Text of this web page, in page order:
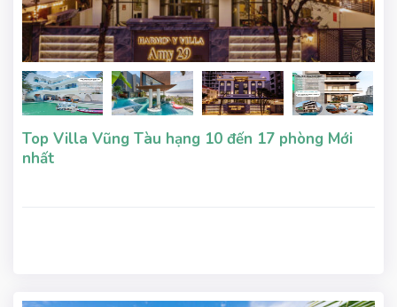
Top Villa Vũng Tàu hạng 10 đến 17 phòng Mới
nhất